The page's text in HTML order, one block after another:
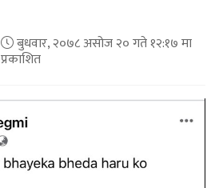
बुधवार, २०७८ असोज २० गते १२:१७ मा
प्रकाशित